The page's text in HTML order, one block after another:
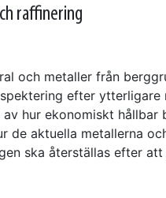
raffinering
och metaller från
efter ytterligare
hur ekonomiskt hållbar
de aktuella metallerna
ska återställas efter